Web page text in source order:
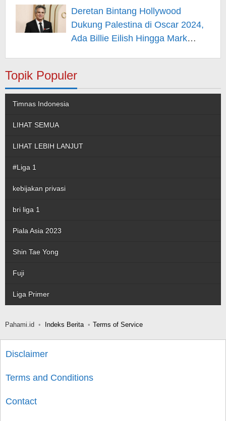
Hiburan
Deretan Bintang Hollywood
Dukung Palestina di Oscar 2024,
Ada Billie Eilish Hingga Mark
Topik Populer
Timnas Indonesia
LIHAT SEMUA
LIHAT LEBIH LANJUT
#Liga 1
kebijakan privasi
bri liga 1
Piala Asia 2023
Shin Tae Yong
Fuji
Liga Primer
Pahami.id Indeks Berita Terms of Service
Disclaimer
Terms and Conditions
Contact